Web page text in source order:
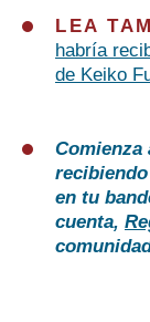
LEA
habría
de Keiko
Comienza
en tu
cuenta,